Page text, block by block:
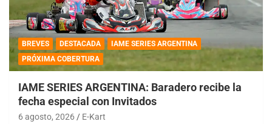
BREVES DESTACADA
IAME SERIES ARGENTINA
PRÓXIMA COBERTURA
IAME SERIES ARGENTINA: Baradero recibe la
fecha especial con Invitados
6 agosto, 2026 E-Kart